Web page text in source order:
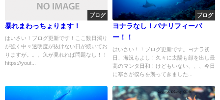
ブログ
暴れまわっちょります！
はいさい！ブログ更新です！ここ数日濁り
が強く中々透明度が抜けない日が続いてお
りますが。。。魚が見れれば問題なし！！
https://yout...
ブログ
ヨナラなし！パナリフィーバ
ー！！
はいさい！！ブログ更新です。ヨナラ初
日、海況もよし！久々に太陽も顔を出し最
高のマンタ日和！けどもいない、、、今日
に寒さが僕らを襲ってきました...